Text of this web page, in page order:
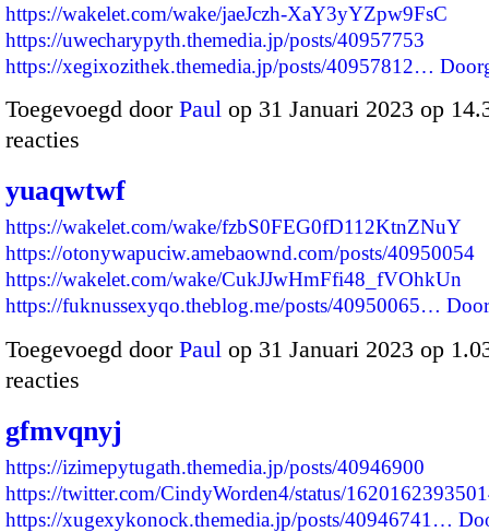
https://wakelet.com/wake/jaeJczh-XaY3yYZpw9FsC
https://uwecharypyth.themedia.jp/posts/40957753
https://xegixozithek.themedia.jp/posts/40957812…
Toegevoegd door Paul op 31 Januari 2023 op
reacties
yuaqwtwf
https://wakelet.com/wake/fzbS0FEG0fD112KtnZNuY
https://otonywapuciw.amebaownd.com/posts/40950054
https://wakelet.com/wake/CukJJwHmFfi48_fVOhkUn
https://fuknussexyqo.theblog.me/posts/40950065…
Toegevoegd door Paul op 31 Januari 2023 op
reacties
gfmvqnyj
https://izimepytugath.themedia.jp/posts/40946900
https://twitter.com/CindyWorden4/status/
https://xugexykonock.themedia.jp/posts/40946741…